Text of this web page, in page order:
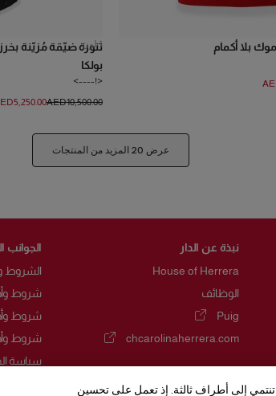
بلا أكمام
تنورة ضيّقة مُزيّنة
بولكا
<!---->
1 لون
AED‌10,500.00
عرض 20 المزيد من المنتجات
نبذة عن الدار
House of Herrera
الوظائف
Puig
(يفتح في نافذة جديدة)
chcarolinaherrera.com
(يفتح في نافذة جديدة)
الجوانب
الشروط
شروط
شروط
شروط
سياسة
إلى أطراف ثالثة. إذ تعمل على تحسين